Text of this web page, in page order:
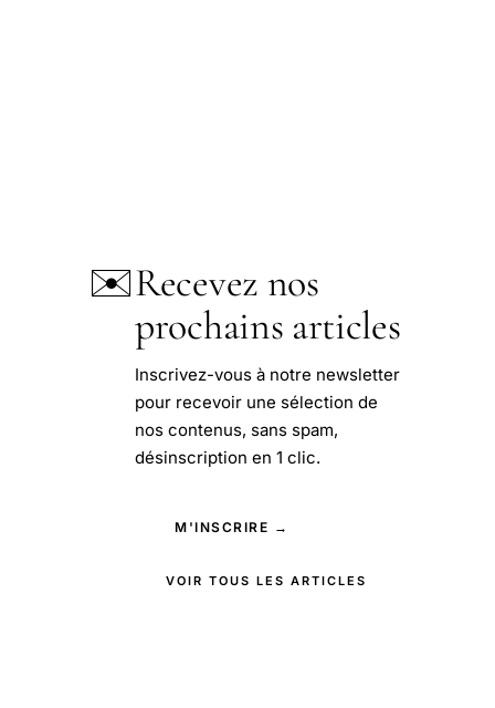
✉️Recevez nos
prochains articles
Inscrivez-vous à notre newsletter
pour recevoir une sélection de
nos contenus, sans spam,
désinscription en 1 clic.
M'INSCRIRE →
VOIR TOUS LES ARTICLES